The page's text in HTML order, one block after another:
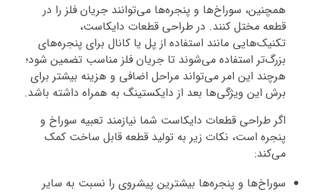
همچنین، سوراخ‌ها و پنجره‌ها می‌توانند جریان فلز را در
قطعه مختل کنند. در طراحی قطعات دایکاست،
تکنیک‌هایی مانند استفاده از پل‌ یا کانال‌ برای پنجره‌های
بزرگ‌تر استفاده می‌شوند تا جریان فلز مناسب تضمین شود؛
هرچند این امر می‌تواند مراحل اضافی و هزینه بیشتر برای
برش این ویژگی‌ها بعد از دایکستینگ به همراه داشته باشد.
اگر طراحی قطعات دایکاست شما نیازمند تعبیه سوراخ‌ و
پنجره‌ است، نکات زیر به تولید قطعه قابل ساخت کمک
می‌کند:
سوراخ‌ها و پنجره‌ها بیشترین پیشروی را نسبت به سایر